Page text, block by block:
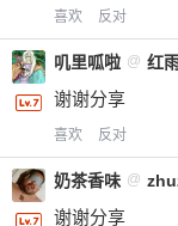
喜欢 反对
叽里呱啦 @ 红
谢谢分享
喜欢 反对
奶茶香味 @
谢谢分享